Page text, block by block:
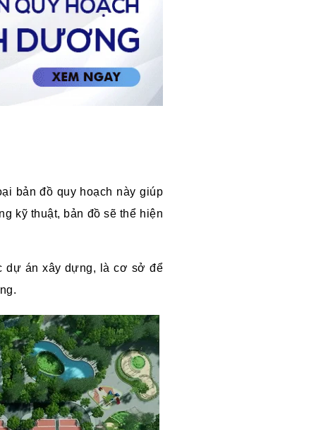
bản đồ quy hoạch này giúp
kỹ thuật, bản đồ sẽ thể hiện
dự án xây dựng, là cơ sở để